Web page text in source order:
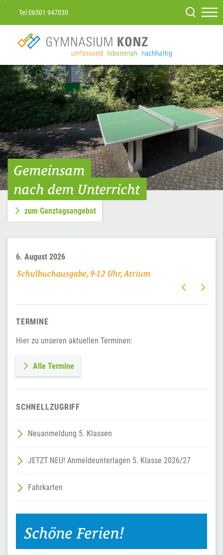
Tel 06501 947030
Gemeinsam
nach dem Unterricht
zum Ganztagsangebot
6. August 2026
Schulbuchausgabe, 9-12 Uhr, Atrium
5.
TERMINE
Hier zu unseren aktuellen Terminen:
Alle Termine
SCHNELLZUGRIFF
Neuanmeldung 5. Klassen
JETZT NEU! Anmeldeunterlagen 5. Klasse 2026/27
Fahrkarten
Schöne Ferien!